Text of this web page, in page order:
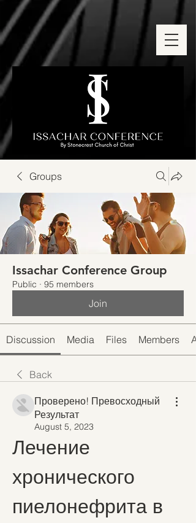
Groups
Issachar Conference Group
Public · 95 members
Join
Discussion Media Files Members
Back
Проверено! Превосходный
Результат
August 5, 2023
Лечение
хронического
пиелонефрита в